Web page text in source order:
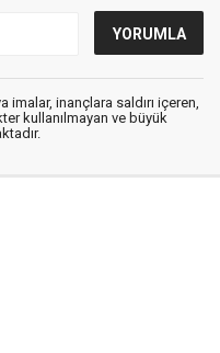
inançlara saldırı içeren,
kullanılmayan ve büyük